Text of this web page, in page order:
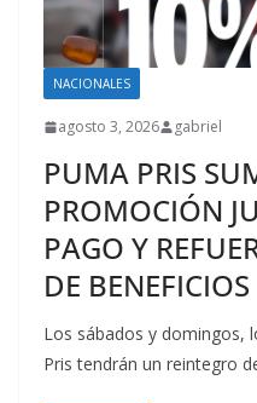
NACIONALES
agosto 3, 2026 gabriel
PUMA PRIS
PROMOCIÓN
PAGO Y
DE BENEFICIOS
Los sábados y domingos,
Pris tendrán un reintegro